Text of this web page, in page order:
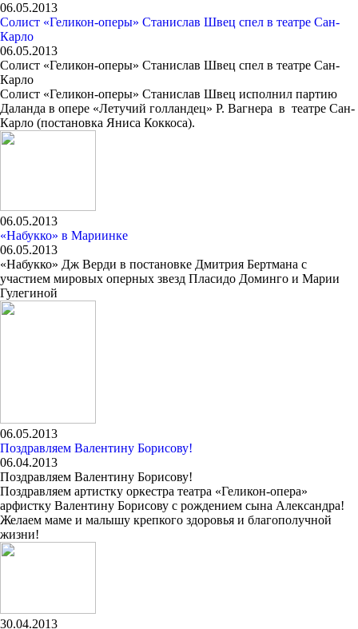
06.05.2013
Солист «Геликон-оперы» Станислав Швец спел в театре Сан-
Карло
06.05.2013
Солист «Геликон-оперы» Станислав Швец спел в театре Сан-
Карло
Солист «Геликон-оперы» Станислав Швец исполнил партию
Даланда в опере «Летучий голландец» Р. Вагнера в театре Сан-
Карло (постановка Яниса Коккоса).
06.05.2013
«Набукко» в Мариинке
06.05.2013
«Набукко» Дж Верди в постановке Дмитрия Бертмана с
участием мировых оперных звезд Пласидо Доминго и Марии
Гулегиной
06.05.2013
Поздравляем Валентину Борисову!
06.04.2013
Поздравляем Валентину Борисову!
Поздравляем артистку оркестра театра «Геликон-опера»
арфистку Валентину Борисову с рождением сына Александра!
Желаем маме и малышу крепкого здоровья и благополучной
жизни!
30.04.2013